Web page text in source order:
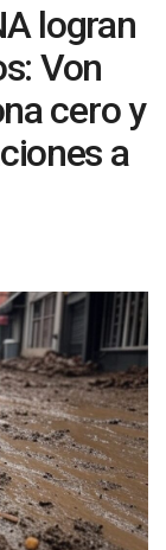
logran
Von
cero y
a